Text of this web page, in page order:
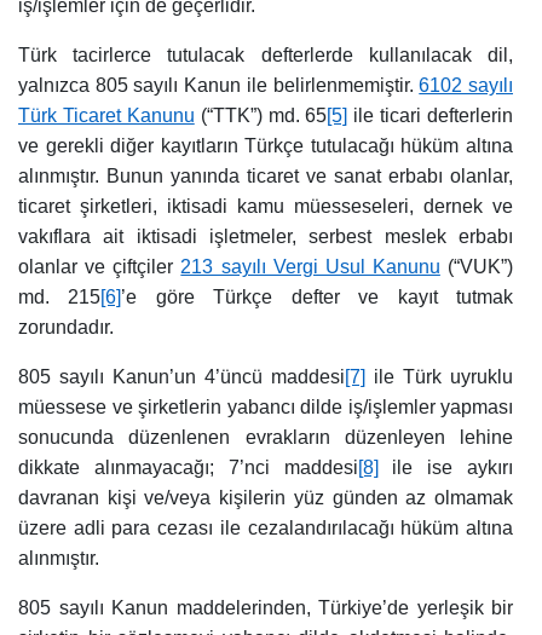
iş/işlemler için de geçerlidir.
Türk tacirlerce tutulacak defterlerde kullanılacak dil,
yalnızca 805 sayılı Kanun ile belirlenmemiştir.6102 sayılı
Türk Ticaret Kanunu (“TTK”) md. 65[5] ile ticari defterlerin
ve gerekli diğer kayıtların Türkçe tutulacağı hüküm altına
alınmıştır. Bunun yanında ticaret ve sanat erbabı olanlar,
ticaret şirketleri, iktisadi kamu müesseseleri, dernek ve
vakıflara ait iktisadi işletmeler, serbest meslek erbabı
olanlar ve çiftçiler 213 sayılı Vergi Usul Kanunu (“VUK”)
md. 215[6]’e göre Türkçe defter ve kayıt tutmak
zorundadır.
805 sayılı Kanun’un 4’üncü maddesi[7] ile Türk uyruklu
müessese ve şirketlerin yabancı dilde iş/işlemler yapması
sonucunda düzenlenen evrakların düzenleyen lehine
dikkate alınmayacağı; 7’nci maddesi[8] ile ise aykırı
davranan kişi ve/veya kişilerin yüz günden az olmamak
üzere adli para cezası ile cezalandırılacağı hüküm altına
alınmıştır.
805 sayılı Kanun maddelerinden, Türkiye’de yerleşik bir